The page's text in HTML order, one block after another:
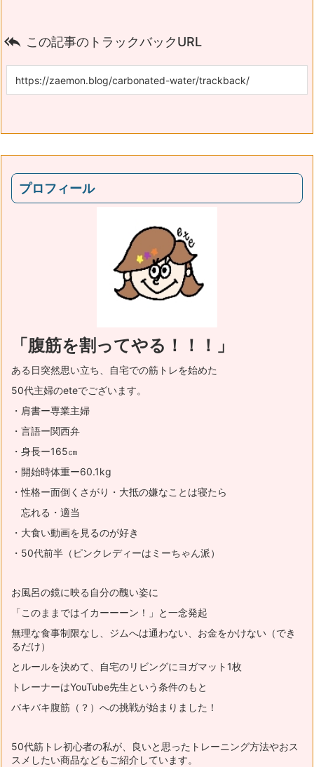
 この記事のトラックバックURL
プロフィール
「腹筋を割ってやる！！！」
ある日突然思い立ち、自宅での筋トレを始めた
50代主婦のeteでございます。
・肩書ー専業主婦
・言語ー関西弁
・身長ー165㎝
・開始時体重ー60.1kg
・性格ー面倒くさがり・大抵の嫌なことは寝たら
忘れる・適当
・大食い動画を見るのが好き
・50代前半（ピンクレディーはミーちゃん派）
お風呂の鏡に映る自分の醜い姿に
「このままではイカーーーン！」と一念発起
無理な食事制限なし、ジムへは通わない、お金をかけない（でき
るだけ）
とルールを決めて、自宅のリビングにヨガマット1枚
トレーナーはYouTube先生という条件のもと
バキバキ腹筋（？）への挑戦が始まりました！
50代筋トレ初心者の私が、良いと思ったトレーニング方法やおス
スメ したい商品などもご紹介しています。